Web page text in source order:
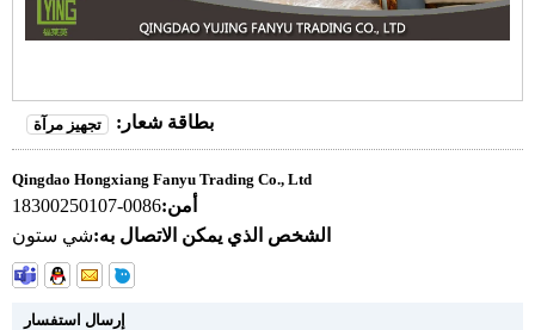
بطاقة شعار: تجهيز مرآة
Qingdao Hongxiang Fanyu Trading Co., Ltd
أمن:0086-18300250107
الشخص الذي يمكن الاتصال به:شي ستون
إرسال استفسار